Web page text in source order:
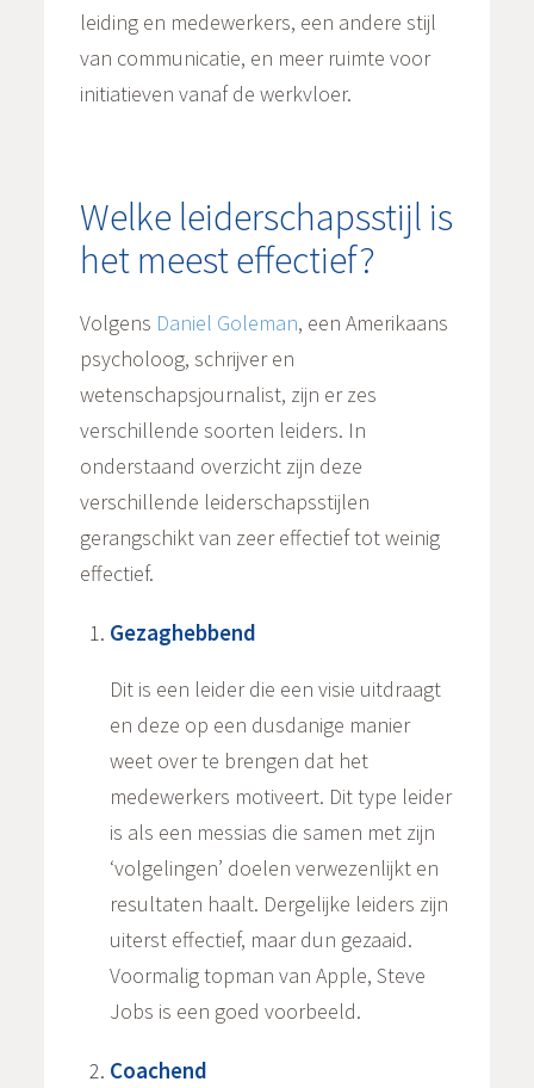
leiding en medewerkers, een andere stijl
van communicatie, en meer ruimte voor
initiatieven vanaf de werkvloer.
Welke leiderschapsstijl is
het meest effectief?
Volgens Daniel Goleman, een Amerikaans
psycholoog, schrijver en
wetenschapsjournalist, zijn er zes
verschillende soorten leiders. In
onderstaand overzicht zijn deze
verschillende leiderschapsstijlen
gerangschikt van zeer effectief tot weinig
effectief.
Gezaghebbend
Dit is een leider die een visie uitdraagt
en deze op een dusdanige manier
weet over te brengen dat het
medewerkers motiveert. Dit type leider
is als een messias die samen met zijn
‘volgelingen’ doelen verwezenlijkt en
resultaten haalt. Dergelijke leiders zijn
uiterst effectief, maar dun gezaaid.
Voormalig topman van Apple, Steve
Jobs is een goed voorbeeld.
Coachend